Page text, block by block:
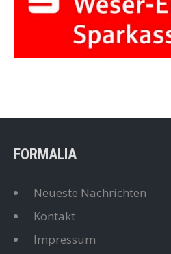
FORMALIA
Neueste Nachrichten
Kontakt
Impressum